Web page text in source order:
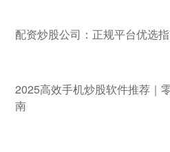
配资炒股公司：正规平台优选
2025高效手机炒股软件推荐｜
南